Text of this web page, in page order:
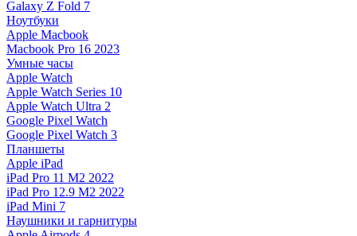
Galaxy Z Fold 7
Ноутбуки
Apple Macbook
Macbook Pro 16 2023
Умные часы
Apple Watch
Apple Watch Series 10
Apple Watch Ultra 2
Google Pixel Watch
Google Pixel Watch 3
Планшеты
Apple iPad
iPad Pro 11 M2 2022
iPad Pro 12.9 M2 2022
iPad Mini 7
Наушники и гарнитуры